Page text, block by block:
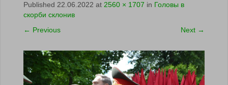
Published 22.06.2022 at 2560 × 1707 in Головы в
скорби склонив
← Previous Next →